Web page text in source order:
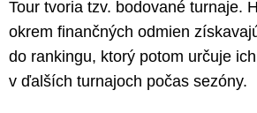
Tour tvoria tzv. bodované turnaje.
okrem finančných odmien
do rankingu, ktorý potom určuje
v ďalších turnajoch počas sezóny.